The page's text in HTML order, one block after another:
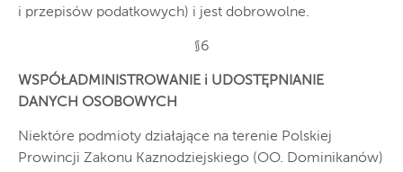
i przepisów podatkowych) i jest dobrowolne.
§6
WSPÓŁADMINISTROWANIE i UDOSTĘPNIANIE
DANYCH OSOBOWYCH
Niektóre podmioty działające na terenie Polskiej
Prowincji Zakonu Kaznodziejskiego (OO. Dominikanów)